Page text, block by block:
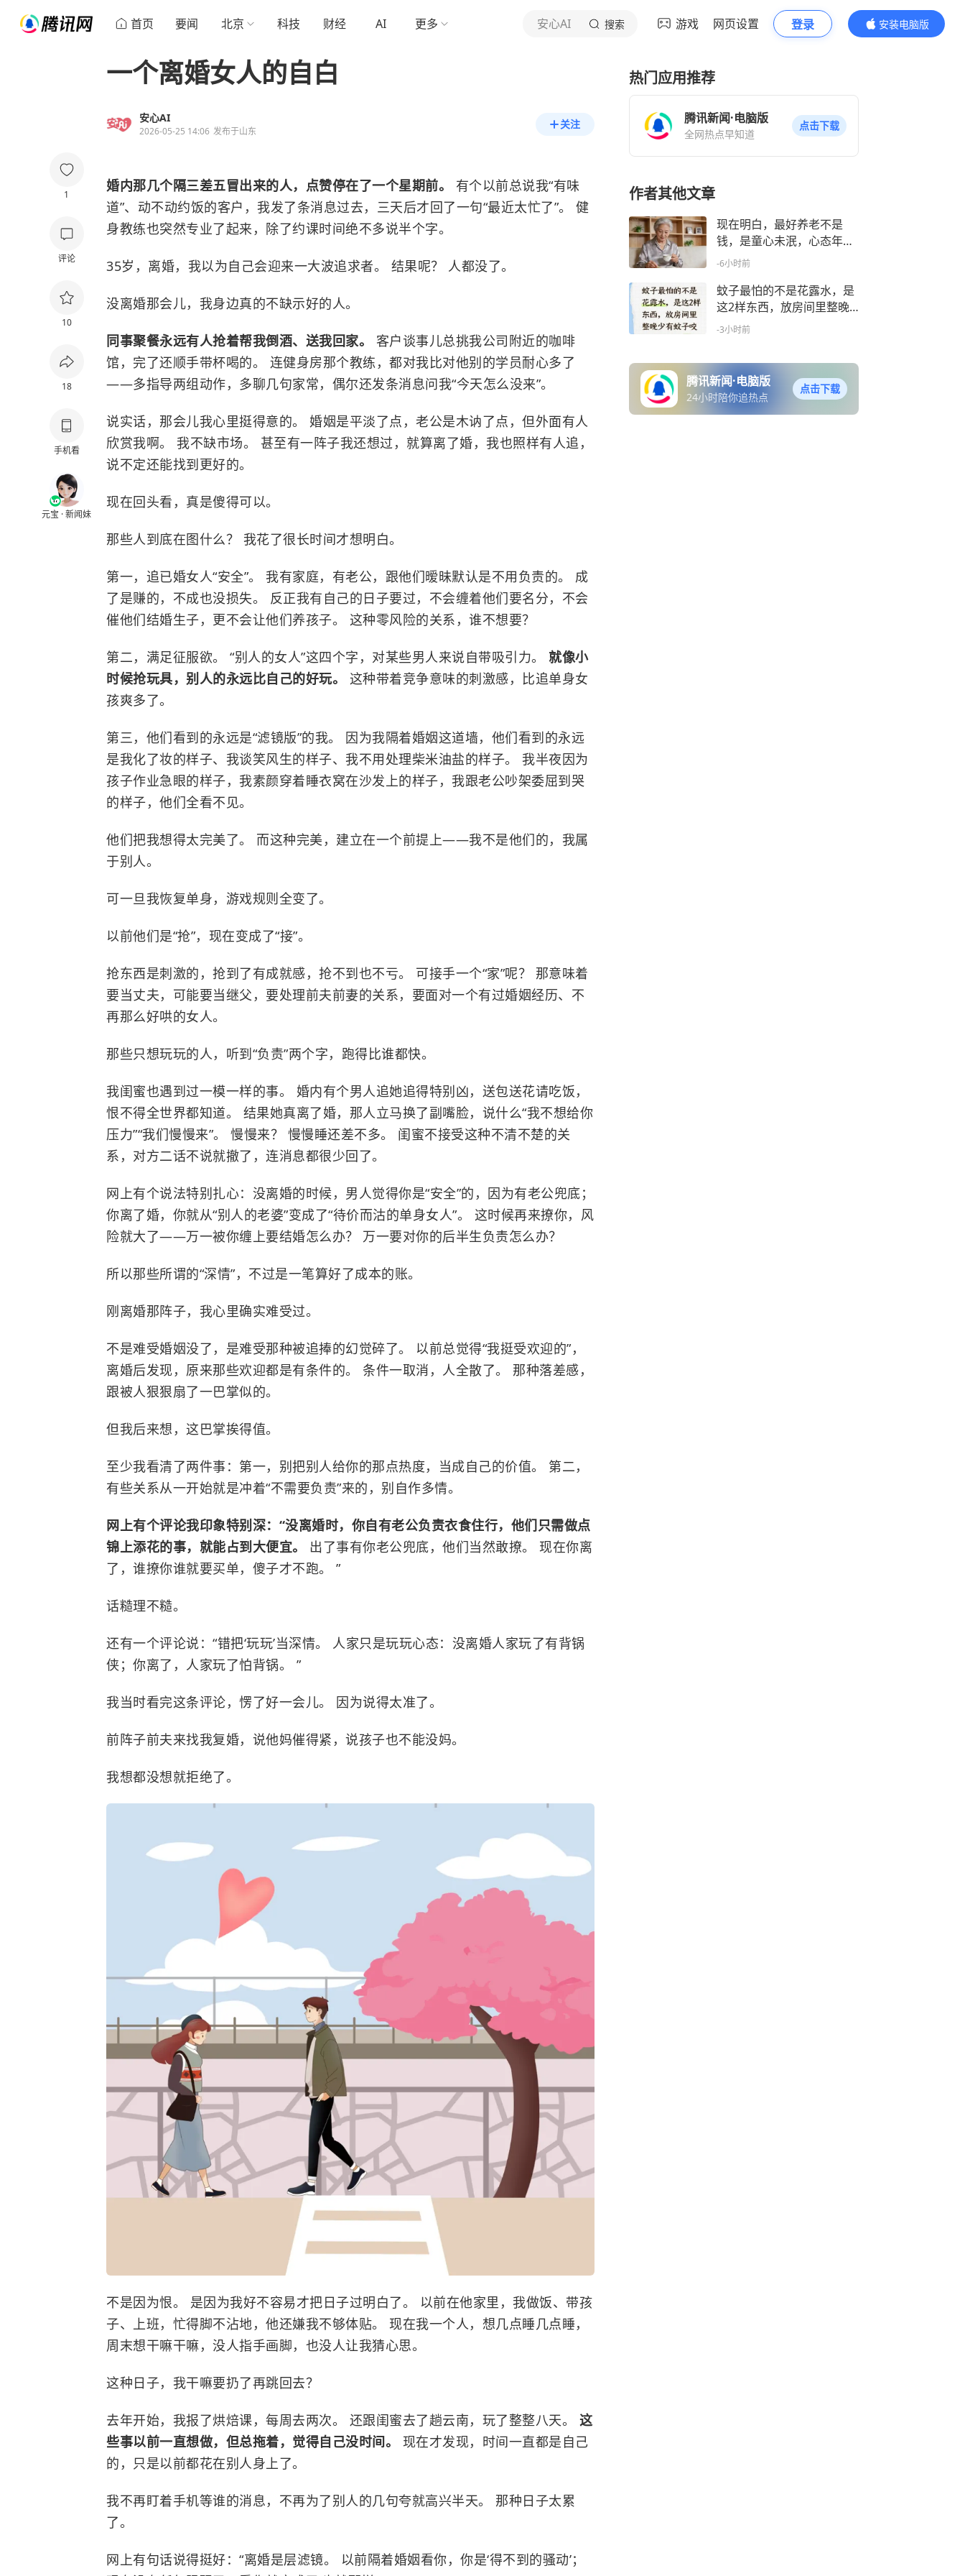
首页 要闻 北京 科技 财经 AI 更多 安心AI 搜索 游戏 网页设置 登录
安装电脑版
内容更精彩
1
评论
10
18
手机看
元宝 · 新闻妹
一个离婚女人的自白
安心AI
2026-05-25 14:06 发布于山东
关注
婚内那几个隔三差五冒出来的人，点赞停在了一个星期前。 有个以前总说我“有味
道”、动不动约饭的客户，我发了条消息过去，三天后才回了一句“最近太忙了”。 健
身教练也突然专业了起来，除了约课时间绝不多说半个字。
35岁，离婚，我以为自己会迎来一大波追求者。 结果呢？ 人都没了。
没离婚那会儿，我身边真的不缺示好的人。
同事聚餐永远有人抢着帮我倒酒、送我回家。 客户谈事儿总挑我公司附近的咖啡
馆，完了还顺手带杯喝的。 连健身房那个教练，都对我比对他别的学员耐心多了
——多指导两组动作，多聊几句家常，偶尔还发条消息问我“今天怎么没来”。
说实话，那会儿我心里挺得意的。 婚姻是平淡了点，老公是木讷了点，但外面有人
欣赏我啊。 我不缺市场。 甚至有一阵子我还想过，就算离了婚，我也照样有人追，
说不定还能找到更好的。
现在回头看，真是傻得可以。
那些人到底在图什么？ 我花了很长时间才想明白。
第一，追已婚女人“安全”。 我有家庭，有老公，跟他们暧昧默认是不用负责的。 成
了是赚的，不成也没损失。 反正我有自己的日子要过，不会缠着他们要名分，不会
催他们结婚生子，更不会让他们养孩子。 这种零风险的关系，谁不想要？
第二，满足征服欲。 “别人的女人”这四个字，对某些男人来说自带吸引力。 就像小
时候抢玩具，别人的永远比自己的好玩。 这种带着竞争意味的刺激感，比追单身女
孩爽多了。
第三，他们看到的永远是“滤镜版”的我。 因为我隔着婚姻这道墙，他们看到的永远
是我化了妆的样子、我谈笑风生的样子、我不用处理柴米油盐的样子。 我半夜因为
孩子作业急眼的样子，我素颜穿着睡衣窝在沙发上的样子，我跟老公吵架委屈到哭
的样子，他们全看不见。
他们把我想得太完美了。 而这种完美，建立在一个前提上——我不是他们的，我属
于别人。
可一旦我恢复单身，游戏规则全变了。
以前他们是“抢”，现在变成了“接”。
抢东西是刺激的，抢到了有成就感，抢不到也不亏。 可接手一个“家”呢？ 那意味着
要当丈夫，可能要当继父，要处理前夫前妻的关系，要面对一个有过婚姻经历、不
再那么好哄的女人。
那些只想玩玩的人，听到“负责”两个字，跑得比谁都快。
我闺蜜也遇到过一模一样的事。 婚内有个男人追她追得特别凶，送包送花请吃饭，
恨不得全世界都知道。 结果她真离了婚，那人立马换了副嘴脸，说什么“我不想给你
压力”“我们慢慢来”。 慢慢来？ 慢慢睡还差不多。 闺蜜不接受这种不清不楚的关
系，对方二话不说就撤了，连消息都很少回了。
网上有个说法特别扎心：没离婚的时候，男人觉得你是“安全”的，因为有老公兜底；
你离了婚，你就从“别人的老婆”变成了“待价而沽的单身女人”。 这时候再来撩你，风
险就大了——万一被你缠上要结婚怎么办？ 万一要对你的后半生负责怎么办？
所以那些所谓的“深情”，不过是一笔算好了成本的账。
刚离婚那阵子，我心里确实难受过。
不是难受婚姻没了，是难受那种被追捧的幻觉碎了。 以前总觉得“我挺受欢迎的”，
离婚后发现，原来那些欢迎都是有条件的。 条件一取消，人全散了。 那种落差感，
跟被人狠狠扇了一巴掌似的。
但我后来想，这巴掌挨得值。
至少我看清了两件事：第一，别把别人给你的那点热度，当成自己的价值。 第二，
有些关系从一开始就是冲着“不需要负责”来的，别自作多情。
网上有个评论我印象特别深：“没离婚时，你自有老公负责衣食住行，他们只需做点
锦上添花的事，就能占到大便宜。 出了事有你老公兜底，他们当然敢撩。 现在你离
了，谁撩你谁就要买单，傻子才不跑。 ”
话糙理不糙。
还有一个评论说：“错把‘玩玩’当深情。 人家只是玩玩心态：没离婚人家玩了有背锅
侠；你离了，人家玩了怕背锅。 ”
我当时看完这条评论，愣了好一会儿。 因为说得太准了。
前阵子前夫来找我复婚，说他妈催得紧，说孩子也不能没妈。
我想都没想就拒绝了。
不是因为恨。 是因为我好不容易才把日子过明白了。 以前在他家里，我做饭、带孩
子、上班，忙得脚不沾地，他还嫌我不够体贴。 现在我一个人，想几点睡几点睡，
周末想干嘛干嘛，没人指手画脚，也没人让我猜心思。
这种日子，我干嘛要扔了再跳回去？
去年开始，我报了烘焙课，每周去两次。 还跟闺蜜去了趟云南，玩了整整八天。 这
些事以前一直想做，但总拖着，觉得自己没时间。 现在才发现，时间一直都是自己
的，只是以前都花在别人身上了。
我不再盯着手机等谁的消息，不再为了别人的几句夸就高兴半天。 那种日子太累
了。
网上有句话说得挺好：“离婚是层滤镜。 以前隔着婚姻看你，你是‘得不到的骚动’；
热门应用推荐
腾讯新闻·电脑版
全网热点早知道
点击下载
作者其他文章
现在明白，最好养老不是
钱，是童心未泯，心态年
轻，是晚年顶通透
-6小时前
蚊子最怕的不是花露水，是
这2样东西，放房间里整晚
少有蚊子咬
-3小时前
腾讯新闻·电脑版
24小时陪你追热点
点击下载